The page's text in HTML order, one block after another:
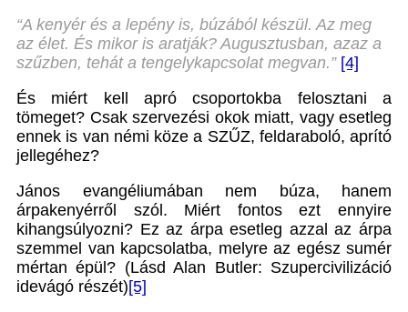
“A kenyér és a lepény is, búzából készül. Az meg
az élet. És mikor is aratják? Augusztusban, azaz a
szűzben, tehát a tengelykapcsolat megvan.” [4]
És miért kell apró csoportokba felosztani a
tömeget? Csak szervezési okok miatt, vagy esetleg
ennek is van némi köze a SZŰZ, feldaraboló, aprító
jellegéhez?
János evangéliumában nem búza, hanem
árpakenyérről szól. Miért fontos ezt ennyire
kihangsúlyozni? Ez az árpa esetleg azzal az árpa
szemmel van kapcsolatba, melyre az egész sumér
mértan épül? (Lásd Alan Butler: Szupercivilizáció
idevágó részét)[5]